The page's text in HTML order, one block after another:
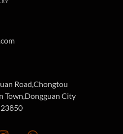
Road,Chongtou
Town,Dongguan City